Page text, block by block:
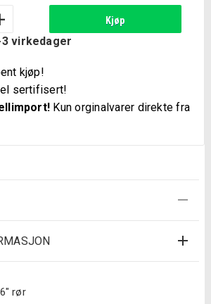
Kjøp
virkedager
kjøp!
sertifisert!
Kun orginalvarer direkte fra
rør